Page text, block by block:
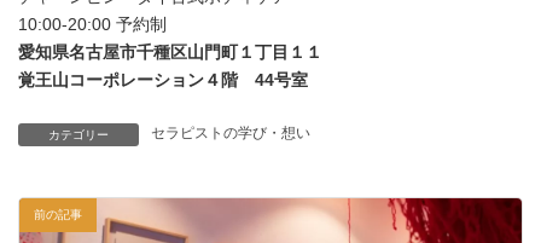
10:00-20:00 予約制
愛知県名古屋市千種区山門町１丁目１１
覚王山コーポレーション４階 44号室
カテゴリー セラピストの学び・想い
前の記事